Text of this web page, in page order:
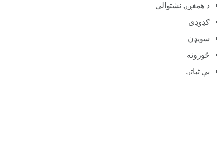
د همغږۍ نشتوالی
ګډوډی
سویډن
ځورونه
بې ثباتۍ